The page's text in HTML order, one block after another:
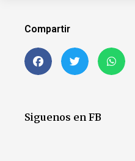
Compartir
Siguenos en FB